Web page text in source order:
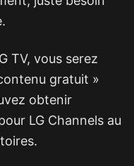
TV, vous serez
gratuit »
obtenir
LG Channels au